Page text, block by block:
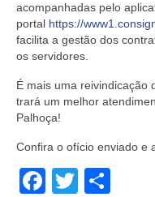
acompanhadas pelo
portal https://
facilita a gestão dos
os servidores.
É mais uma reivindicação
trará um melhor
Palhoça!
Confira o ofício enviado e
Facebook
Twitter